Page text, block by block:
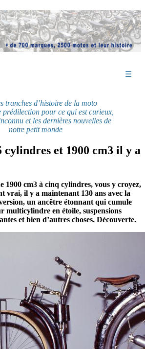
☰
tranches d’histoire de la moto
prédilection pour ce qui est curieux,
et les dernières nouvelles de
notre petit monde
et 1900 cm3 il y a
1900 cm3 à cinq cylindres, vous y croyez,
vrai, il y a maintenant 130 ans avec la
un ancêtre étonnant qui cumule
multicylindre en étoile, suspensions
et bien d’autres choses. Découverte.